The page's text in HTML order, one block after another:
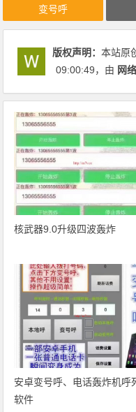
变号呼
版权声明：本站原
09:00:49，由 网
核武器9.0升级四波轰炸
安卓变号呼、电话轰炸机呼
软件